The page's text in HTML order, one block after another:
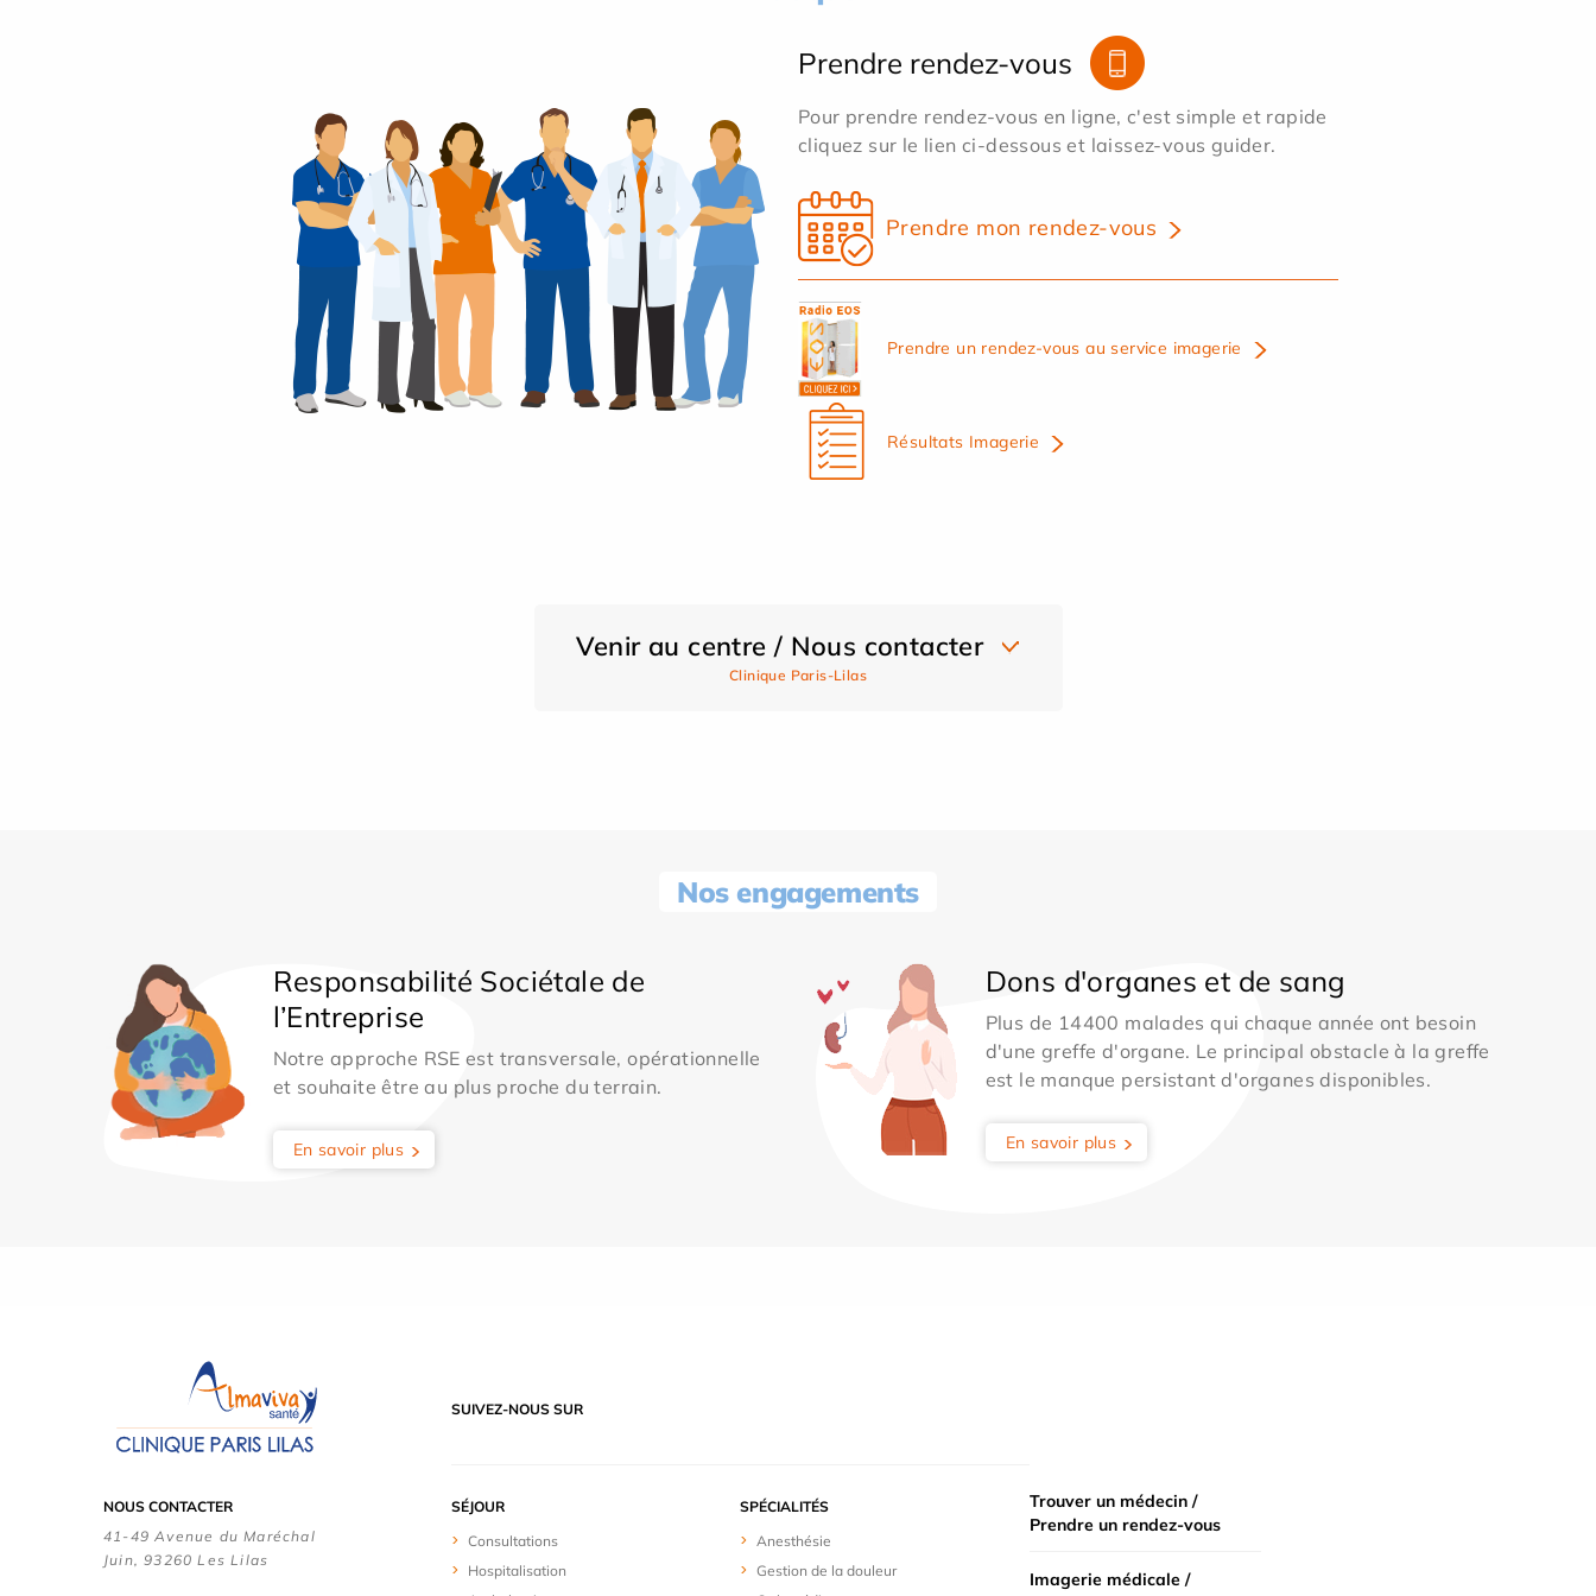
Prendre rendez-vous
Pour prendre rendez-vous en ligne, c'est simple et rapide
cliquez sur le lien ci-dessous et laissez-vous guider.
Prendre mon rendez-vous
Prendre un rendez-vous au service imagerie
Résultats Imagerie
Venir au centre / Nous contacter
Clinique Paris-Lilas
Nos engagements
Responsabilité Sociétale de
l’Entreprise
Notre approche RSE est transversale, opérationnelle
et souhaite être au plus proche du terrain.
En savoir plus
Dons d'organes et de sang
Plus de 14400 malades qui chaque année ont besoin
d'une greffe d'organe. Le principal obstacle à la greffe
est le manque persistant d'organes disponibles.
En savoir plus
SUIVEZ-NOUS SUR
NOUS CONTACTER
41-49 Avenue du Maréchal
Juin, 93260 Les Lilas
SÉJOUR
Consultations
Hospitalisation
SPÉCIALITÉS
Anesthésie
Gestion de la douleur
Trouver un médecin /
Prendre un rendez-vous
Imagerie médicale /